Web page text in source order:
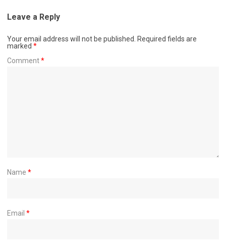
Leave a Reply
Your email address will not be published.
Required fields are
marked *
Comment*
Name *
Email *